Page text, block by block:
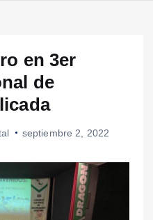
en 3er
de
septiembre 2, 2022